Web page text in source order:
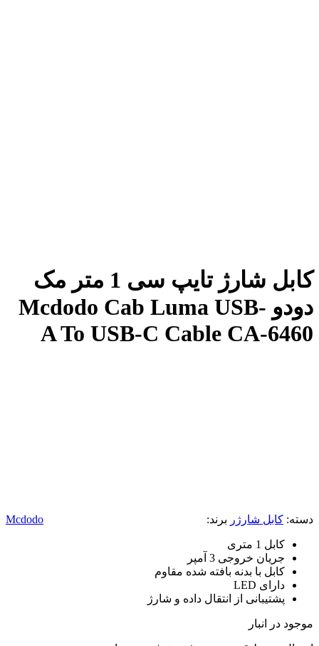
کابل شارژ تایپ سی 1 متر مک
دودو Mcdodo Cab Luma USB-
A To USB-C Cable CA-6460
دسته: کابل شارژر برند: Mcdodo
کابل 1 متری
جریان خروجی 3 آمپر
کابل با بدنه بافته شده مقاوم
دارای LED
پشتیبانی از انتقال داده و شارژ
موجود در انبار